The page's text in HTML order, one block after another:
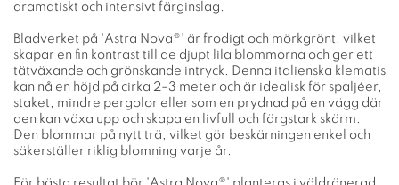
dramatiskt och intensivt färginslag.
Bladverket på 'Astra Nova®' är frodigt och mörkgrönt, vilket
skapar en fin kontrast till de djupt lila blommorna och ger ett
tätväxande och grönskande intryck. Denna italienska klematis
kan nå en höjd på cirka 2–3 meter och är idealisk för spaljéer,
staket, mindre pergolor eller som en prydnad på en vägg där
den kan växa upp och skapa en livfull och färgstark skärm.
Den blommar på nytt trä, vilket gör beskärningen enkel och
säkerställer riklig blomning varje år.